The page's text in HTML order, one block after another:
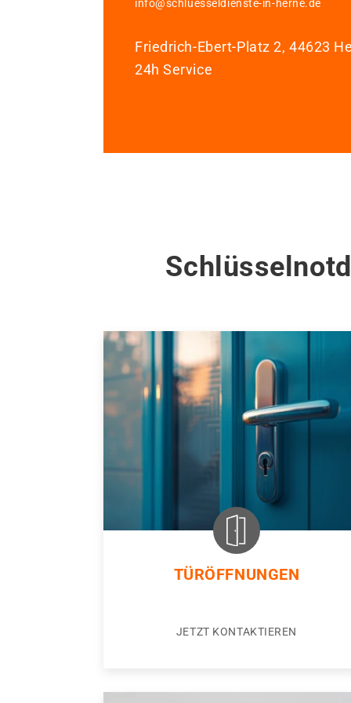
info@schluesseldienste-in-herne.de
Friedrich-Ebert-Platz 2, 44623
24h Service
TÜRÖFFNUNGEN
JETZT KONTAKTIEREN